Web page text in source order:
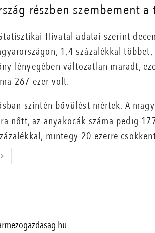
részben szembement
Hivatal adatai szerint
1,4 százalékkal
lényegében változatlan maradt,
267 ezer volt.
szintén bővülést mértek. A
nőtt, az anyakocák száma pedig
mintegy 20 ezerre